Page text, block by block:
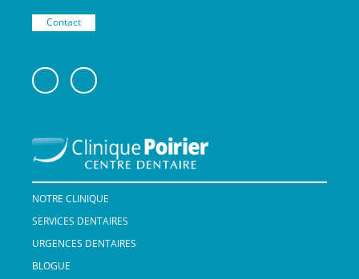
Contact
NOTRE CLINIQUE
SERVICES DENTAIRES
URGENCES DENTAIRES
BLOGUE